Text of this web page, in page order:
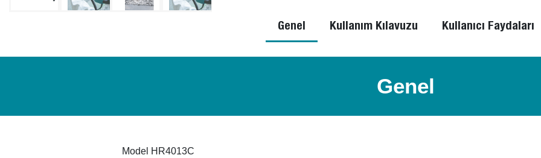
Genel Kullanım Kılavuzu Kullanıcı Faydaları
Genel
Model HR4013C